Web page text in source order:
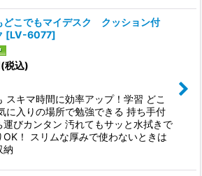
どこでもマイデスク クッション付
[LV-6077]
(税込)
スキマ時間に効率アップ！学習 どこ
に入りの場所で勉強できる 持ち手付
運びカンタン 汚れてもサッと水拭きで
OK！ スリムな厚みで使わないときは
納